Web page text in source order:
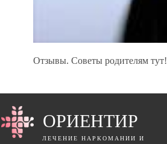
Отзывы. Советы родителям тут!
ОРИЕНТИР
ЛЕЧЕНИЕ НАРКОМАНИИ И